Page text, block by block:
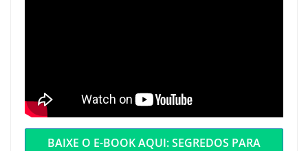
BAIXE O E-BOOK AQUI: SEGREDOS PARA